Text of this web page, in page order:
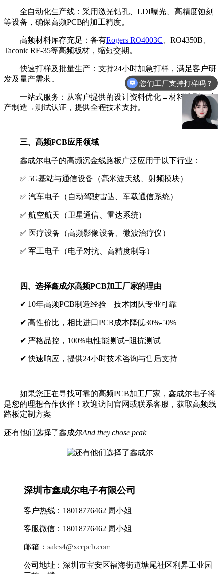
全自动化生产线：采用激光钻孔、LDI曝光、高精度蚀刻
等设备，确保高频PCB的加工精度。
高频材料库存充足：备有Rogers RO4003C 、RO4350B、
Taconic RF-35等高频板材，缩短交期。
快速打样及批量生产：支持24小时加急打样，满足客户研
发及量产需求。
一站式服务：从客户提供的设计资料优化→材料选型→生
产制造→测试认证，提供全程技术支持。
三、高频PCB应用领域
鑫成尔电子的高频沉金线路板广泛应用于以下行业：
✅ 5G基站与通信设备（毫米波天线、射频模块）
✅ 汽车电子（自动驾驶雷达、车载通信系统）
✅ 航空航天（卫星通信、雷达系统）
✅ 医疗设备（高频影像设备、微波治疗仪）
✅ 军工电子（电子对抗、高精度制导）
四、选择鑫成尔高频PCB加工厂家的理由
✔ 10年高频PCB制造经验，技术团队专业可靠
✔ 高性价比，相比进口PCB成本降低30%-50%
✔ 严格品控，100%电性能测试+阻抗测试
✔ 快速响应，提供24小时技术咨询与售后支持
如果您正在寻找可靠的高频PCB加工厂家，鑫成尔电子将
是您的理想合作伙伴！欢迎访问官网或联系客服，获取高频线
路板定制方案！
还有他们选择了鑫成尔And they chose peak
深圳市鑫成尔电子有限公司
客户热线：18018776462 周小姐
客服微信：18018776462 周小姐
邮箱： sales4@xcepcb.com
公司地址：深圳市宝安区福海街道塘尾社区利昇工业园
你们是源头工厂吗？
您们工厂支持打样吗？